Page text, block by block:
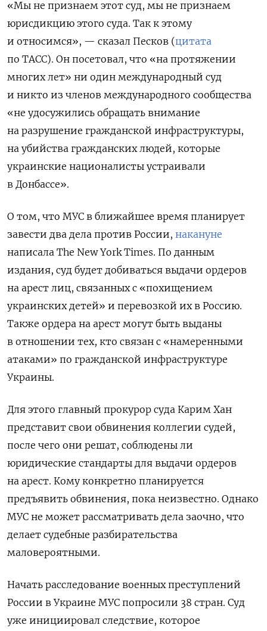
«Мы не признаем этот суд, мы не признаем
юрисдикцию этого суда. Так к этому
и относимся», — сказал Песков (цитата
по ТАСС). Он посетовал, что «на протяжении
многих лет» ни один международный суд
и никто из членов международного сообщества
«не удосужились обращать внимание
на разрушение гражданской инфраструктуры,
на убийства гражданских людей, которые
украинские националисты устраивали
в Донбассе».
О том, что МУС в ближайшее время планирует
завести два дела против России, накануне
написала The New York Times. По данным
издания, суд будет добиваться выдачи ордеров
на арест лиц, связанных с «похищением
украинских детей» и перевозкой их в Россию.
Также ордера на арест могут быть выданы
в отношении тех, кто связан с «намеренными
атаками» по гражданской инфраструктуре
Украины.
Для этого главный прокурор суда Карим Хан
представит свои обвинения коллегии судей,
после чего они решат, соблюдены ли
юридические стандарты для выдачи ордеров
на арест. Кому конкретно планируется
предъявить обвинения, пока неизвестно. Однако
МУС не может рассматривать дела заочно, что
делает судебные разбирательства
маловероятными.
Начать расследование военных преступлений
России в Украине МУС попросили 38 стран. Суд
уже инициировал следствие, которое